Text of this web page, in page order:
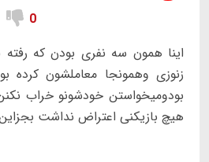
0
اینا همون سه نفری بودن که
زنوزی وهمونجا معاملشون کرده
بودومیخواستن خودشونو خراب
هیچ بازیکنی اعتراض نداشت